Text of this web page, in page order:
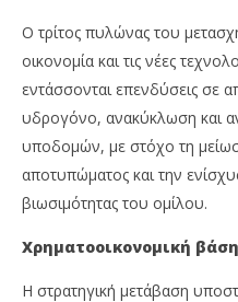
Ο τρίτος πυλώνας του
οικονομία και τις νέες
εντάσσονται επενδύσεις σε
υδρογόνο, ανακύκλωση και
υποδομών, με στόχο τη
αποτυπώματος και την
βιωσιμότητας του ομίλου.
Χρηματοοικονομική
Η στρατηγική μετάβαση